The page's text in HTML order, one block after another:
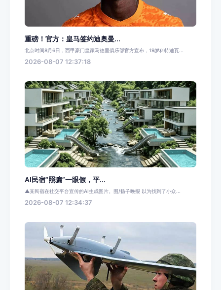
重磅！官方：皇马签约迪奥曼...
北京时间8月6日，西甲豪门皇家马德里俱乐部官方宣布，19岁科特迪瓦...
2026-08-07 12:37:18
AI民宿“照骗”一眼假，平...
▲某民宿在社交平台宣传的AI生成图片。图/扬子晚报 以为找到了小众...
2026-08-07 12:34:37